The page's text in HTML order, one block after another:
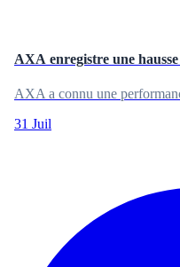
AXA enregistre une
AXA a connu une
31 Juil